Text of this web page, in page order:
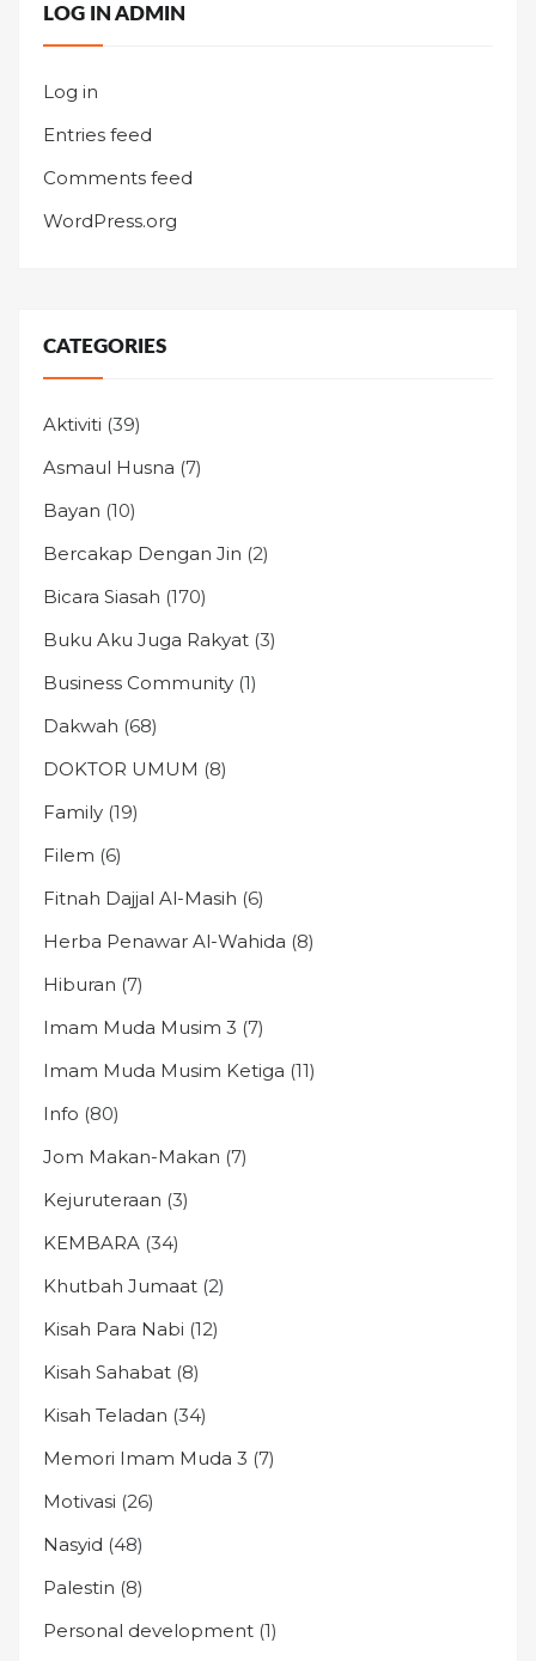
LOG IN ADMIN
Log in
Entries feed
Comments feed
WordPress.org
CATEGORIES
Aktiviti (39)
Asmaul Husna (7)
Bayan (10)
Bercakap Dengan Jin (2)
Bicara Siasah (170)
Buku Aku Juga Rakyat (3)
Business Community (1)
Dakwah (68)
DOKTOR UMUM (8)
Family (19)
Filem (6)
Fitnah Dajjal Al-Masih (6)
Herba Penawar Al-Wahida (8)
Hiburan (7)
Imam Muda Musim 3 (7)
Imam Muda Musim Ketiga (11)
Info (80)
Jom Makan-Makan (7)
Kejuruteraan (3)
KEMBARA (34)
Khutbah Jumaat (2)
Kisah Para Nabi (12)
Kisah Sahabat (8)
Kisah Teladan (34)
Memori Imam Muda 3 (7)
Motivasi (26)
Nasyid (48)
Palestin (8)
Personal development (1)